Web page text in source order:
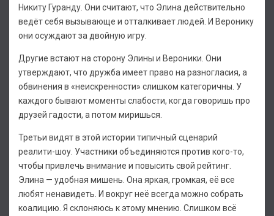
Никиту Гуранду. Они считают, что Элина действительно
ведёт себя вызывающе и отталкивает людей. И Веронику
они осуждают за двойную игру.
Другие встают на сторону Элины и Вероники. Они
утверждают, что дружба имеет право на разногласия, а
обвинения в «неискренности» слишком категоричны. У
каждого бывают моменты слабости, когда говоришь про
друзей гадости, а потом миришься.
Третьи видят в этой истории типичный сценарий
реалити-шоу. Участники объединяются против кого-то,
чтобы привлечь внимание и повысить свой рейтинг.
Элина — удобная мишень. Она яркая, громкая, её все
любят ненавидеть. И вокруг неё всегда можно собрать
коалицию. Я склоняюсь к этому мнению. Слишком всё